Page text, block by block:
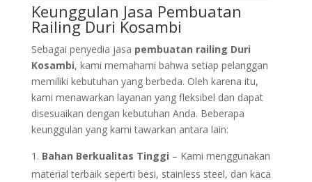
Keunggulan Jasa Pembuatan
Railing Duri Kosambi
Sebagai penyedia jasa pembuatan railing Duri
Kosambi, kami memahami bahwa setiap pelanggan
memiliki kebutuhan yang berbeda. Oleh karena itu,
kami menawarkan layanan yang fleksibel dan dapat
disesuaikan dengan kebutuhan Anda. Beberapa
keunggulan yang kami tawarkan antara lain:
Bahan Berkualitas Tinggi – Kami menggunakan
material terbaik seperti besi, stainless steel, dan kaca